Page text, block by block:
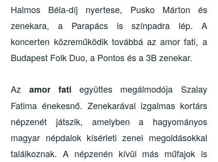
Halmos Béla-díj nyertese, Pusko Márton és
zenekara, a Parapács is színpadra lép. A
koncerten közreműködik továbbá az amor fati, a
Budapest Folk Duo, a Pontos és a 3B zenekar.
Az amor fati együttes megálmodója Szalay
Fatima énekesnő. Zenekarával izgalmas kortárs
népzenét játszik, amelyben a hagyományos
magyar népdalok kísérleti zenei megoldásokkal
találkoznak. A népzenén kívül más műfajok is